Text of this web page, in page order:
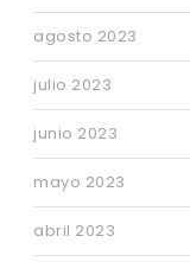
agosto 2023
julio 2023
junio 2023
mayo 2023
abril 2023